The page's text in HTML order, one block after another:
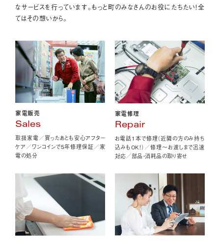
なサービスを行っています。もっと町のみなさんのお役にたちたい！全
てはその想いから。
家電販売
Sales
取扱家電／買ったあとも安心アフター
ケア／ワンコインで5年修理保証／家
電の処分
家電修理
Repair
お電話1本で修理（近隣の方のみ持ち
込みもOK！）／修理〜お渡しまで迅速
対応／部品・消耗品の取り寄せ